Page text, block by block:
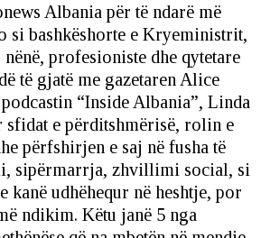
Albania për të ndarë më
si bashkëshorte e Kryeministrit,
profesioniste dhe qytetare
të gjatë me gazetaren Alice
“Inside Albania”, Linda
sfidat e përditshmërisë, rolin e
përfshirjen e saj në fusha të
sipërmarrja, zhvillimi social, si
kanë udhëhequr në heshtje, por
ndikim. Këtu janë 5 nga